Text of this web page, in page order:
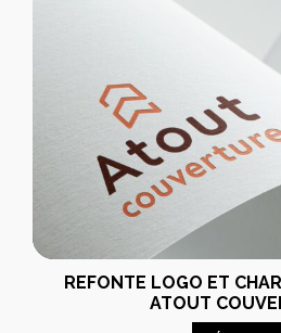
REFONTE LOGO ET
ATOUT